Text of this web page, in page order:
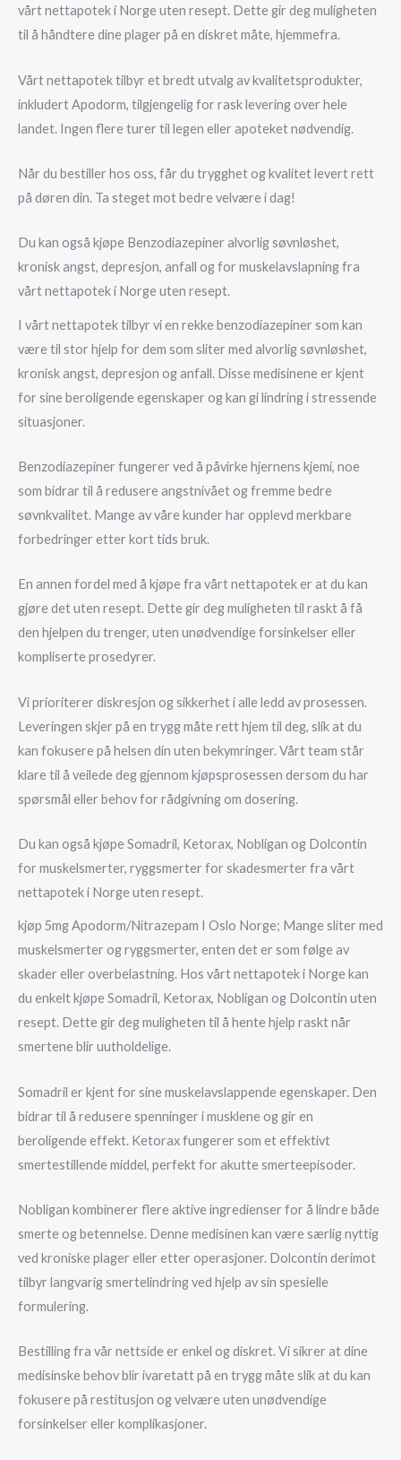
vårt nettapotek i Norge uten resept. Dette gir deg muligheten
til å håndtere dine plager på en diskret måte, hjemmefra.
Vårt nettapotek tilbyr et bredt utvalg av kvalitetsprodukter,
inkludert Apodorm, tilgjengelig for rask levering over hele
landet. Ingen flere turer til legen eller apoteket nødvendig.
Når du bestiller hos oss, får du trygghet og kvalitet levert rett
på døren din. Ta steget mot bedre velvære i dag!
Du kan også kjøpe Benzodiazepiner alvorlig søvnløshet,
kronisk angst, depresjon, anfall og for muskelavslapning fra
vårt nettapotek i Norge uten resept.
I vårt nettapotek tilbyr vi en rekke benzodiazepiner som kan
være til stor hjelp for dem som sliter med alvorlig søvnløshet,
kronisk angst, depresjon og anfall. Disse medisinene er kjent
for sine beroligende egenskaper og kan gi lindring i stressende
situasjoner.
Benzodiazepiner fungerer ved å påvirke hjernens kjemi, noe
som bidrar til å redusere angstnivået og fremme bedre
søvnkvalitet. Mange av våre kunder har opplevd merkbare
forbedringer etter kort tids bruk.
En annen fordel med å kjøpe fra vårt nettapotek er at du kan
gjøre det uten resept. Dette gir deg muligheten til raskt å få
den hjelpen du trenger, uten unødvendige forsinkelser eller
kompliserte prosedyrer.
Vi prioriterer diskresjon og sikkerhet i alle ledd av prosessen.
Leveringen skjer på en trygg måte rett hjem til deg, slik at du
kan fokusere på helsen din uten bekymringer. Vårt team står
klare til å veilede deg gjennom kjøpsprosessen dersom du har
spørsmål eller behov for rådgivning om dosering.
Du kan også kjøpe Somadril, Ketorax, Nobligan og Dolcontin
for muskelsmerter, ryggsmerter for skadesmerter fra vårt
nettapotek i Norge uten resept.
kjøp 5mg Apodorm/Nitrazepam I Oslo Norge; Mange sliter med
muskelsmerter og ryggsmerter, enten det er som følge av
skader eller overbelastning. Hos vårt nettapotek i Norge kan
du enkelt kjøpe Somadril, Ketorax, Nobligan og Dolcontin uten
resept. Dette gir deg muligheten til å hente hjelp raskt når
smertene blir uutholdelige.
Somadril er kjent for sine muskelavslappende egenskaper. Den
bidrar til å redusere spenninger i musklene og gir en
beroligende effekt. Ketorax fungerer som et effektivt
smertestillende middel, perfekt for akutte smerteepisoder.
Nobligan kombinerer flere aktive ingredienser for å lindre både
smerte og betennelse. Denne medisinen kan være særlig nyttig
ved kroniske plager eller etter operasjoner. Dolcontin derimot
tilbyr langvarig smertelindring ved hjelp av sin spesielle
formulering.
Bestilling fra vår nettside er enkel og diskret. Vi sikrer at dine
medisinske behov blir ivaretatt på en trygg måte slik at du kan
fokusere på restitusjon og velvære uten unødvendige
forsinkelser eller komplikasjoner.